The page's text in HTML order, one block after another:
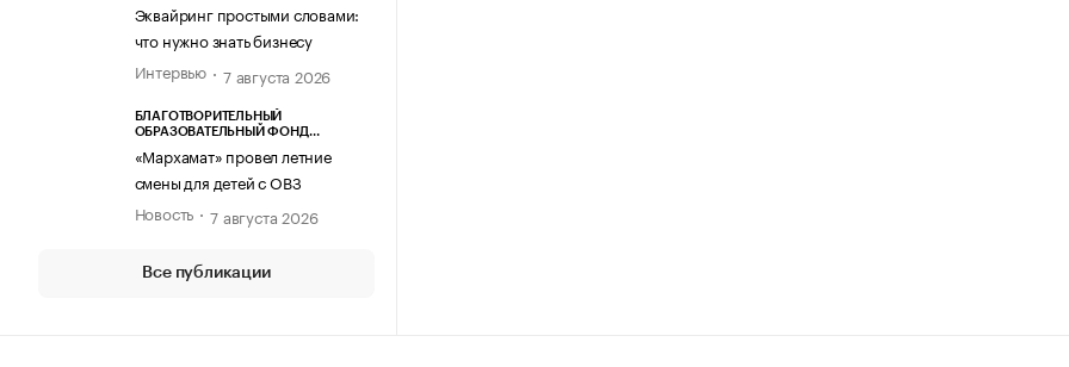
Эквайринг простыми словами:
что нужно знать бизнесу
Интервью
7 августа 2026
БЛАГОТВОРИТЕЛЬНЫЙ
ОБРАЗОВАТЕЛЬНЫЙ ФОНД
«Мархамат» провел летние
смены для детей с ОВЗ
Новость
7 августа 2026
Все публикации